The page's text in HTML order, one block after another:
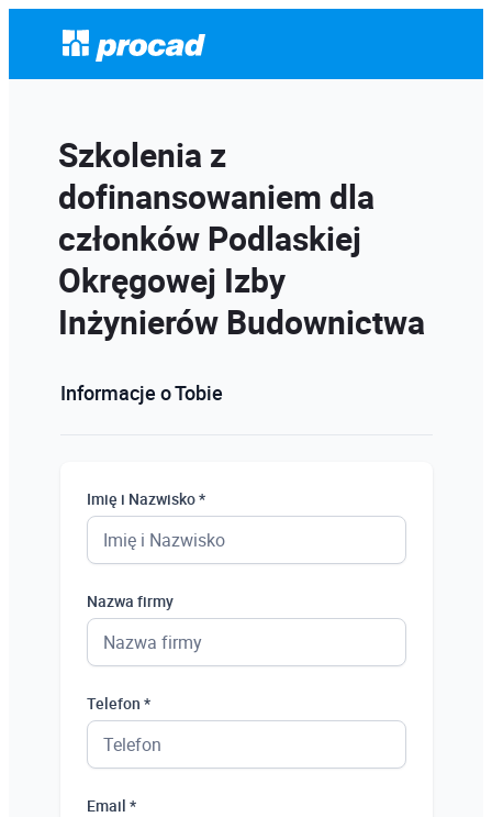
Szkolenia z
dofinansowaniem dla
członków Podlaskiej
Okręgowej Izby
Inżynierów Budownictwa
Informacje o Tobie
Imię i Nazwisko *
Nazwa firmy
Telefon *
Email *